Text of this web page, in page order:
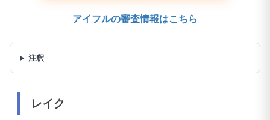
アイフルの審査情報はこちら
注釈
レイク